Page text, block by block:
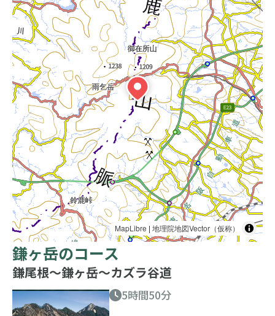
MapLibre |地理院地図Vector（仮称）
鎌ヶ岳のコース
鎌尾根〜鎌ヶ岳〜カズラ谷道
5時間50分